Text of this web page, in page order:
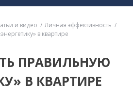
и видео
Личная эффективность
в квартире
ПРАВИЛЬНУЮ
В КВАРТИРЕ